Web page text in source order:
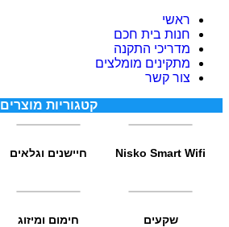
ראשי
חנות בית חכם
מדריכי התקנה
מתקינים מומלצים
צור קשר
קטגוריות מוצרים
Nisko Smart Wifi חיישנים וגלאים
שקעים חימום ומיזוג